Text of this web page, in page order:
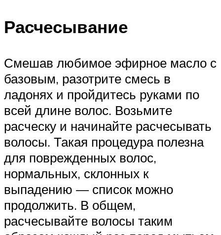
Расчесывание
Смешав любимое эфирное масло с
базовым, разотрите смесь в
ладонях и пройдитесь руками по
всей длине волос. Возьмите
расческу и начинайте расчесывать
волосы. Такая процедура полезна
для поврежденных волос,
нормальных, склонных к
выпадению — список можно
продолжить. В общем,
расчесывайте волосы таким